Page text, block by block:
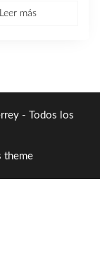
Leer más
- Todos los
theme